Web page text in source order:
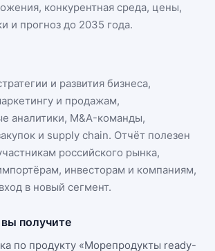
конкурентная среда, цены,
и прогноз до 2035 года.
и развития бизнеса,
и продажам,
аналитики, M&A-команды,
и supply chain. Отчёт полезен
российского рынка,
инвесторам и компаниям,
в новый сегмент.
получите
по продукту «Морепродукты ready-